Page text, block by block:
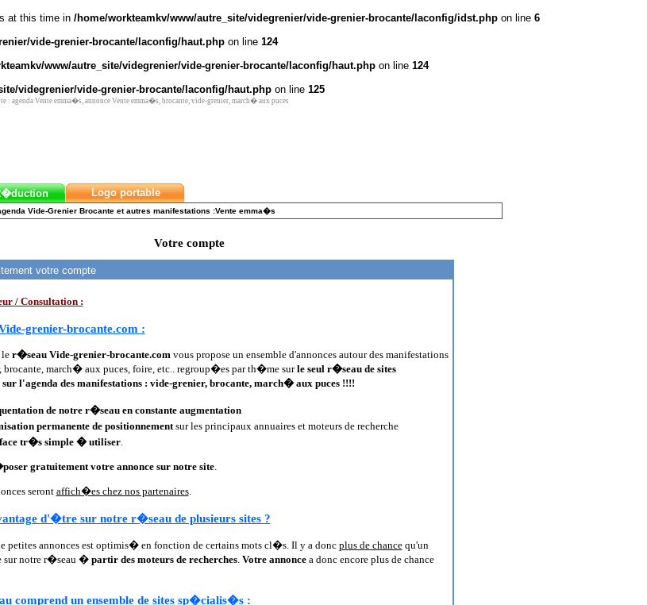
at this time in /home/workteamkv/www/autre_site/videgrenier/vide-grenier-brocante/laconfig/idst.php on line 6
vide-grenier-brocante/laconfig/haut.php on line 124
www/autre_site/videgrenier/vide-grenier-brocante/laconfig/haut.php on line 124
videgrenier/vide-grenier-brocante/laconfig/haut.php on line 125
: agenda Vente emma�s, annonce Vente emma�s, brocante, vide-grenier, march� aux puces
Logo portable
Vide-Grenier Brocante et autres manifestations :Vente emma�s
Votre compte
votre compte
/ Consultation :
grenier-brocante.com :
le r�seau Vide-grenier-brocante.comvous propose un ensemble d'annonces autour des manifestations
brocante, march� aux puces, foire, etc.. regroup�es par th�me surle seul r�seau de sites
l'agenda des manifestations : vide-grenier, brocante, march� aux puces !!!!
de notre r�seau en constante augmentation
permanente de positionnementsur les principaux annuaires et moteurs de recherche
tr�s simple � utiliser.
gratuitement votre annonce sur notre site.
seront affich�es chez nos partenaires.
d'�tre sur notre r�seau de plusieurs sites ?
petites annonces est optimis� en fonction de certains mots cl�s. Il y a donc plus de chancequ'un
sur notre r�seau �partir des moteurs de recherches. Votre annoncea donc encore plus de chance
comprend un ensemble de sites sp�cialis�s :